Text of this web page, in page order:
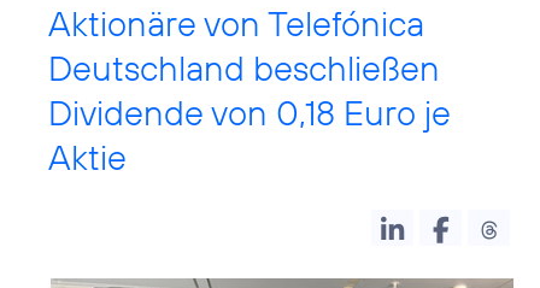
Aktionäre von Telefónica
Deutschland beschließen
Dividende von 0,18 Euro je
Aktie